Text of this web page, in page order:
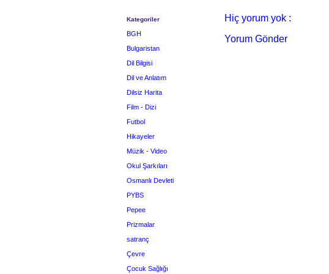
Hiç yorum yok :
Yorum Gönder
Kategoriler
BGH
Bulgaristan
Dil Bilgisi
Dil ve Anlatım
Dilsiz Harita
Film - Dizi
Futbol
Hikayeler
Müzik - Video
Okul Şarkıları
Osmanlı Devleti
PYBS
Pepee
Prizmalar
satranç
Çevre
Çocuk Sağlığı